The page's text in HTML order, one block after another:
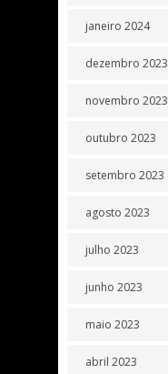
janeiro 2024
dezembro 2023
novembro 2023
outubro 2023
setembro 2023
agosto 2023
julho 2023
junho 2023
maio 2023
abril 2023